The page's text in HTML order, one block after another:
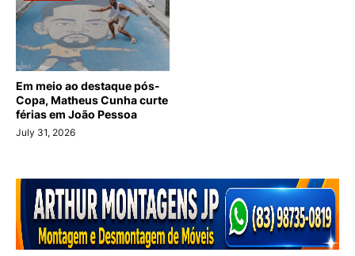
Em meio ao destaque pós-
Copa, Matheus Cunha curte
férias em João Pessoa
July 31, 2026